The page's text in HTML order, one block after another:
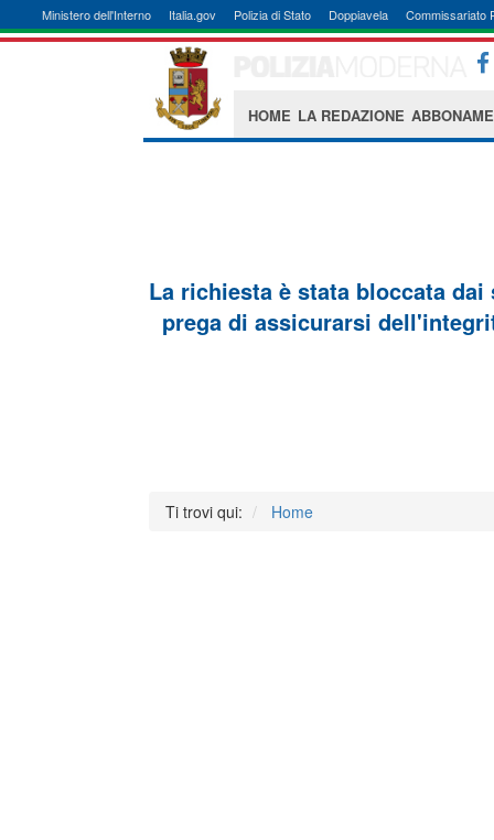
Ministero dell'Interno Italia.gov Polizia di Stato Doppiavela Commissariato
HOME LA REDAZIONE
La richiesta è stata bloccata
prega di assicurarsi
Ti trovi qui: Home